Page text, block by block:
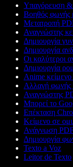
Υπαγόρευση &
Βοηθός
Μετατροπή
Αναγνώστης
Δημιουργία
Δημιουργία
Οι καλύτεροι
Δημιουργία
Anime κείμενο
Αλλαγή
Αναγνώστης
Μπορεί το
Επέκταση
Κείμενο σε
Ανάγνωση
Δημιουργία
Texto a Voz
Leitor de Texto